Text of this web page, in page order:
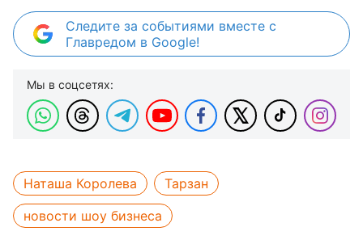
Следите за событиями вместе с
Главредом в Google!
Мы в соцсетях:
Наташа Королева
Тарзан
новости шоу бизнеса